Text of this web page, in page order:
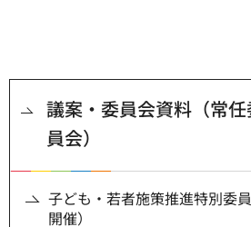
議案・委員会資料（常
員会）
子ども・若者施策推進特別委
開催）